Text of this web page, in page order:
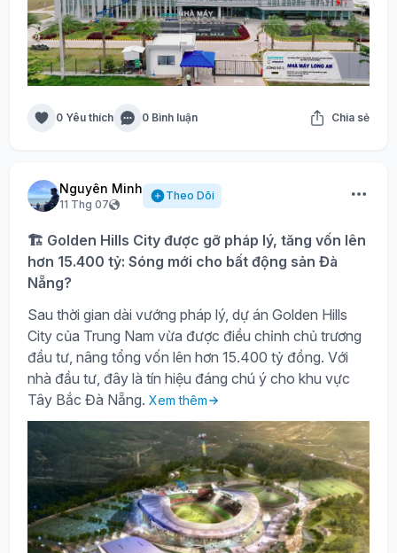
0 Yêu thích 0 Bình luận Chia sẻ
Nguyên Minh
11 Thg 07
Theo Dõi
🏗️ Golden Hills City được gỡ pháp lý, tăng vốn lên
hơn 15.400 tỷ: Sóng mới cho bất động sản Đà
Nẵng?
Sau thời gian dài vướng pháp lý, dự án Golden Hills
City của Trung Nam vừa được điều chỉnh chủ trương
đầu tư, nâng tổng vốn lên hơn 15.400 tỷ đồng. Với
nhà đầu tư, đây là tín hiệu đáng chú ý cho khu vực
Tây Bắc Đà Nẵng. Xem thêm